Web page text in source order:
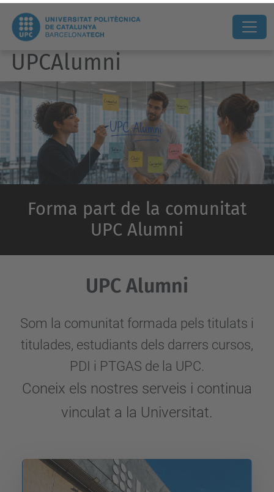
Forma part de la comunitat
UPC Alumni
UPCAlumni
UPC Alumni
Som la comunitat formada pels titulats i
titulades, estudiants dels darrers cursos,
PDI i PTGAS de la UPC.
Coneix els nostres serveis i continua
vinculat a la Universitat.